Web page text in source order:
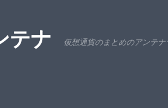
テナ 仮想通貨のまとめのアンテナ